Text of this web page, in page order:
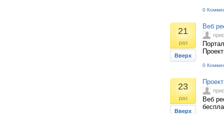
0
21
раз
Вверх
Веб
0
23
раз
Вверх
Веб